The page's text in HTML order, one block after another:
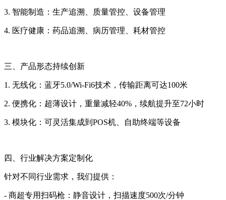
3. 智能制造：生产追溯、质量管控、设备管理
4. 医疗健康：药品追溯、病历管理、耗材管控
三、产品形态持续创新
1. 无线化：蓝牙5.0/Wi-Fi6技术，传输距离可达100米
2. 便携化：超薄设计，重量减轻40%，续航提升至72小时
3. 模块化：可灵活集成到POS机、自助终端等设备
四、行业解决方案定制化
针对不同行业需求，我们提供：
- 商超专用扫码枪：静音设计，扫描速度500次/分钟